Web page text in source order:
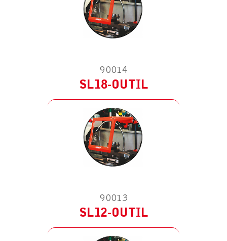
90014
SL18-OUTIL
90013
SL12-OUTIL
MODÈLE :POUR TOUR
MODÈLE :POUR TOUR